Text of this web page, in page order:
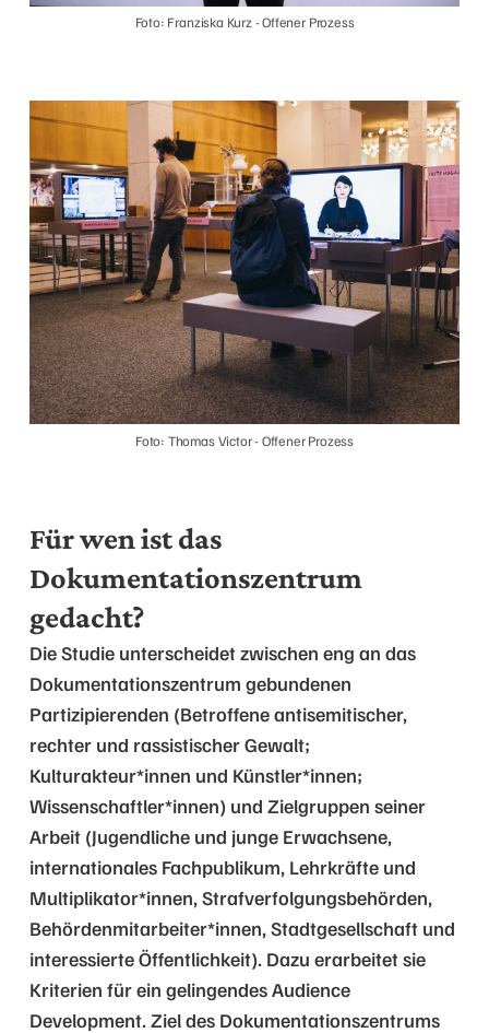
Foto: Franziska Kurz - Offener Prozess
Foto: Thomas Victor - Offener Prozess
Für wen ist das
Dokumentationszentrum
gedacht?
Die Studie unterscheidet zwischen eng an das
Dokumentationszentrum gebundenen
Partizipierenden (Betroffene antisemitischer,
rechter und rassistischer Gewalt;
Kulturakteur*innen und Künstler*innen;
Wissenschaftler*innen) und Zielgruppen seiner
Arbeit (Jugendliche und junge Erwachsene,
internationales Fachpublikum, Lehrkräfte und
Multiplikator*innen, Strafverfolgungsbehörden,
Behördenmitarbeiter*innen, Stadtgesellschaft und
interessierte Öffentlichkeit). Dazu erarbeitet sie
Kriterien für ein gelingendes Audience
Development. Ziel des Dokumentationszentrums